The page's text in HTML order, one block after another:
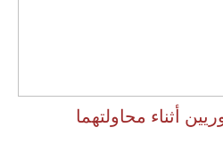
أثناء محاولتهما